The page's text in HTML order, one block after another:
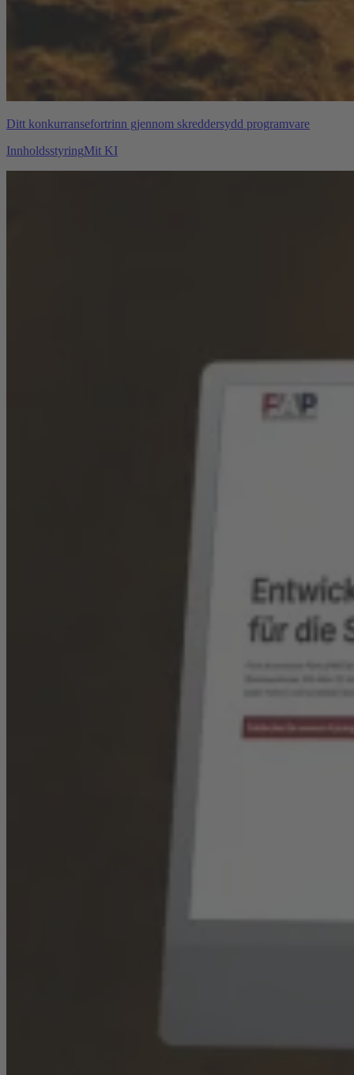
Ditt konkurransefortrinn gjennom skreddersydd programvare
InnholdsstyringMit KI